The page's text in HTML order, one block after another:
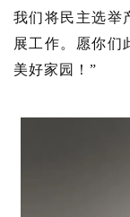
我们将民主选举
展工作。 愿你们
美好家园！ ”